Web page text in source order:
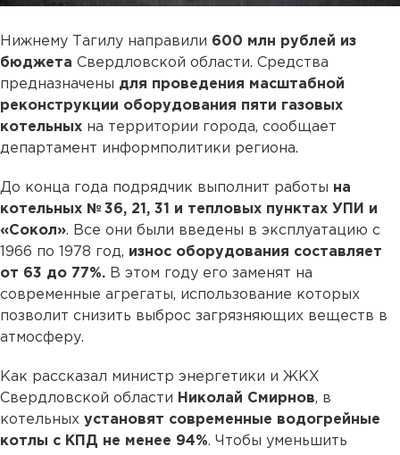
Нижнему Тагилу направили 600 млн рублей из
бюджета Свердловской области. Средства
предназначены для проведения масштабной
реконструкции оборудования пяти газовых
котельных на территории города, сообщает
департамент информполитики региона.
До конца года подрядчик выполнит работы на
котельных № 36, 21, 31 и тепловых пунктах УПИ и
«Сокол». Все они были введены в эксплуатацию с
1966 по 1978 год, износ оборудования составляет
от 63 до 77%. В этом году его заменят на
современные агрегаты, использование которых
позволит снизить выброс загрязняющих веществ в
атмосферу.
Как рассказал министр энергетики и ЖКХ
Свердловской области Николай Смирнов, в
котельных установят современные водогрейные
котлы с КПД не менее 94%. Чтобы уменьшить